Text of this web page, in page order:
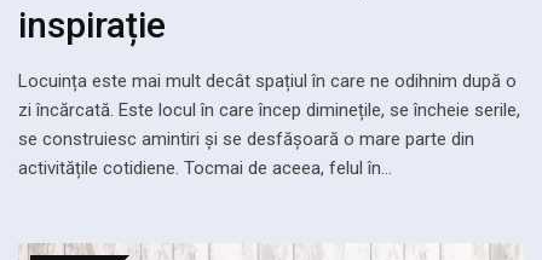
inspirație
Locuința este mai mult decât spațiul în care ne odihnim după o
zi încărcată. Este locul în care încep diminețile, se încheie serile,
se construiesc amintiri și se desfășoară o mare parte din
activitățile cotidiene. Tocmai de aceea, felul în…